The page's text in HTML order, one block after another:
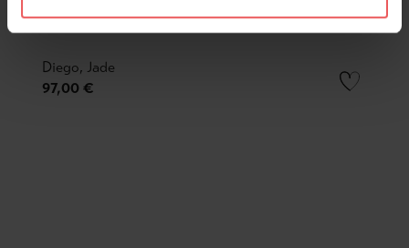
Diego, Jade
97,00 €